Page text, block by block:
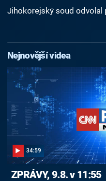
Jihokorejský soud odvolal
Nejnovější videa
34:59
ZPRÁVY, 9.8. v 11:55